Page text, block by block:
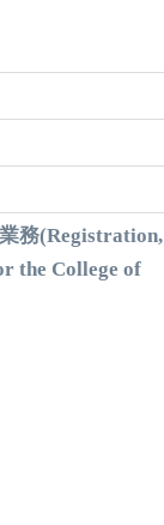
務(Registration,
the College of